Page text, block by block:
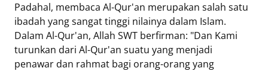
Padahal, membaca Al-Qur'an merupakan salah satu
ibadah yang sangat tinggi nilainya dalam Islam.
Dalam Al-Qur'an, Allah SWT berfirman: "Dan Kami
turunkan dari Al-Qur'an suatu yang menjadi
penawar dan rahmat bagi orang-orang yang